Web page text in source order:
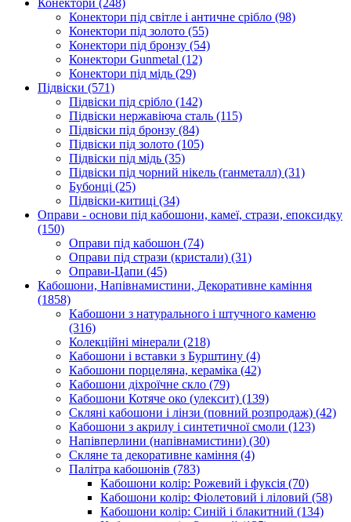
Конектори (248)
Конектори під світле і античне срібло (98)
Конектори під золото (55)
Конектори під бронзу (54)
Конектори Gunmetal (12)
Конектори під мідь (29)
Підвіски (571)
Підвіски під срібло (142)
Підвіски нержавіюча сталь (115)
Підвіски під бронзу (84)
Підвіски під золото (105)
Підвіски під мідь (35)
Підвіски під чорний нікель (ганметалл) (31)
Бубонці (25)
Підвіски-китиці (34)
Оправи - основи під кабошони, камеї, стрази, епоксидку
(150)
Оправи під кабошон (74)
Оправи під стрази (кристали) (31)
Оправи-Цапи (45)
Кабошони, Напівнамистини, Декоративне каміння
(1858)
Кабошони з натурального і штучного каменю
(316)
Колекційні мінерали (218)
Кабошони і вставки з Бурштину (4)
Кабошони порцеляна, кераміка (42)
Кабошони діхроїчне скло (79)
Кабошони Котяче око (улексит) (139)
Скляні кабошони і лінзи (повний розпродаж) (42)
Кабошони з акрилу і синтетичної смоли (123)
Напівперлини (напівнамистини) (30)
Скляне та декоративне каміння (4)
Палітра кабошонів (783)
Кабошони колір: Рожевий і фуксія (70)
Кабошони колір: Фіолетовий і ліловий (58)
Кабошони колір: Синій і блакитний (134)